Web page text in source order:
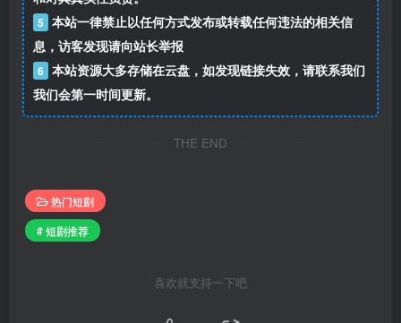
5 本站一律禁止以任何方式发布或转载任何违法的相关信
息，访客发现请向站长举报
6 本站资源大多存储在云盘，如发现链接失效，请联系我们
我们会第一时间更新。
THE END
热门短剧
# 短剧推荐
喜欢就支持一下吧